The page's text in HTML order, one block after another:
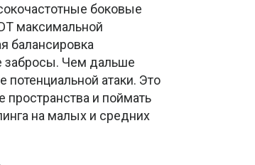
боковые
максимальной
балансировка
забросы. Чем дальше
потенциальной атаки. Это
и поймать
на малых и средних